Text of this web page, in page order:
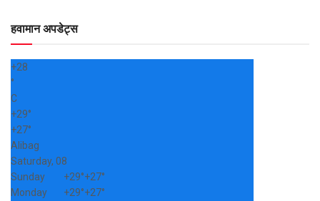
हवामान अपडेट्स
+28
°
C
+29°
+27°
Alibag
Saturday, 08
Sunday
+29°+27°
Monday
+29°+27°